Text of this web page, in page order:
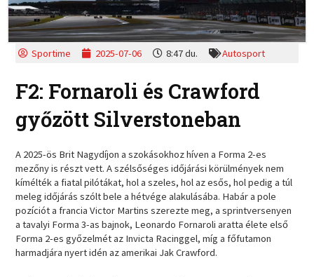
Sportime 2025-07-06 8:47 du. Autosport
F2: Fornaroli és Crawford
győzött Silverstoneban
A 2025-ös Brit Nagydíjon a szokásokhoz híven a Forma 2-es
mezőny is részt vett. A szélsőséges időjárási körülmények nem
kímélték a fiatal pilótákat, hol a szeles, hol az esős, hol pedig a túl
meleg időjárás szólt bele a hétvége alakulásába. Habár a pole
pozíciót a francia Victor Martins szerezte meg, a sprintversenyen
a tavalyi Forma 3-as bajnok, Leonardo Fornaroli aratta élete első
Forma 2-es győzelmét az Invicta Racinggel, míg a főfutamon
harmadjára nyert idén az amerikai Jak Crawford.